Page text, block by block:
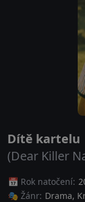
Dítě kartelu
(Dear Killer
📅 Rok natočení:
🎭 Žánr: Drama,